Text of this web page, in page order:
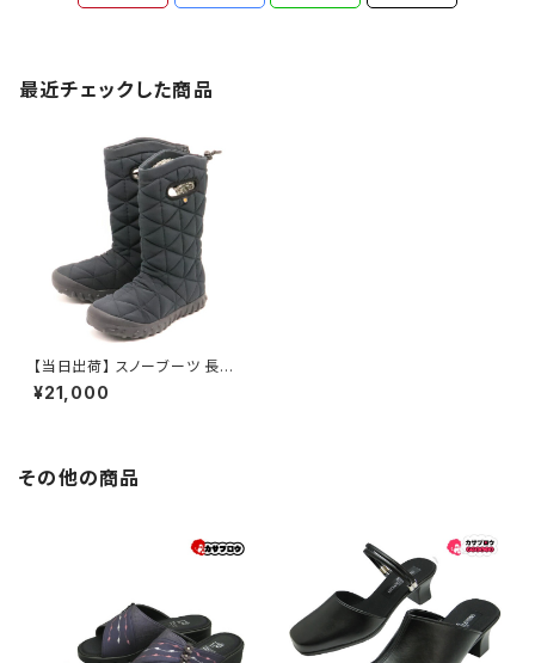
最近チェックした商品
【当日出荷】 スノーブーツ 長靴
メンズ レディース BOGS ボグ
ス 78940 B-MOC HI 防寒 キ
¥21,000
その他の商品